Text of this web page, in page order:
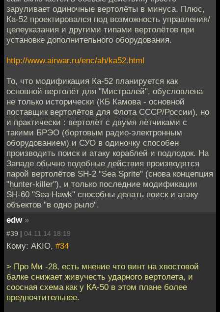
заруливает одиночные вертолёты в минуса. Плюс,
Ка-52 проектировался под возможность управления/
целеуказания и другими типами вертолётов при
установке дополнительного оборудования.
http://www.airwar.ru/enc/ah/ka52.html
То, что модификация Ка-52 планируется как
основной вертолёт для "Мистралей", обусловлена
не только исторически (КБ Камова - основной
поставщик вертолётов для Флота СССР/России), но
и практически : вертолёт с двумя лётчиками с
такими БРЭО (бортовым радио-электронным
оборудованием) и СУО в одиночку способен
производить поиск и атаку кораблей и подлодок. На
Западе обычно подобные действия производятся
парой вертолётов SH-2 "Sea Sprite" (снова концепция
"hunter-killer"), и только последние модификации
SH-60 "Sea Hawk" способны делать поиск и атаку
объектов "в одно рыло".
edw »
#39 | 04.11.14 18:19
Кому: AKIO, #34
> Про Ми -28, есть мнение что винт на хвостовой
балке снижает живучесть ударного вертолета, и
соосная схема как у КА-50 в этом плане более
предпочтительнее.